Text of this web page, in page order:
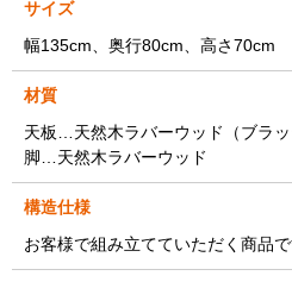
サイズ
幅135cm、奥行80cm、高さ70cm
材質
天板…天然木ラバーウッド（ブラ
脚…天然木ラバーウッド
構造仕様
お客様で組み立てていただく商品